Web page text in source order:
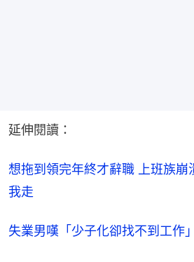
延伸閱讀：
想拖到領完年終才辭職 上班族崩
我走
失業男嘆「少子化卻找不到工作